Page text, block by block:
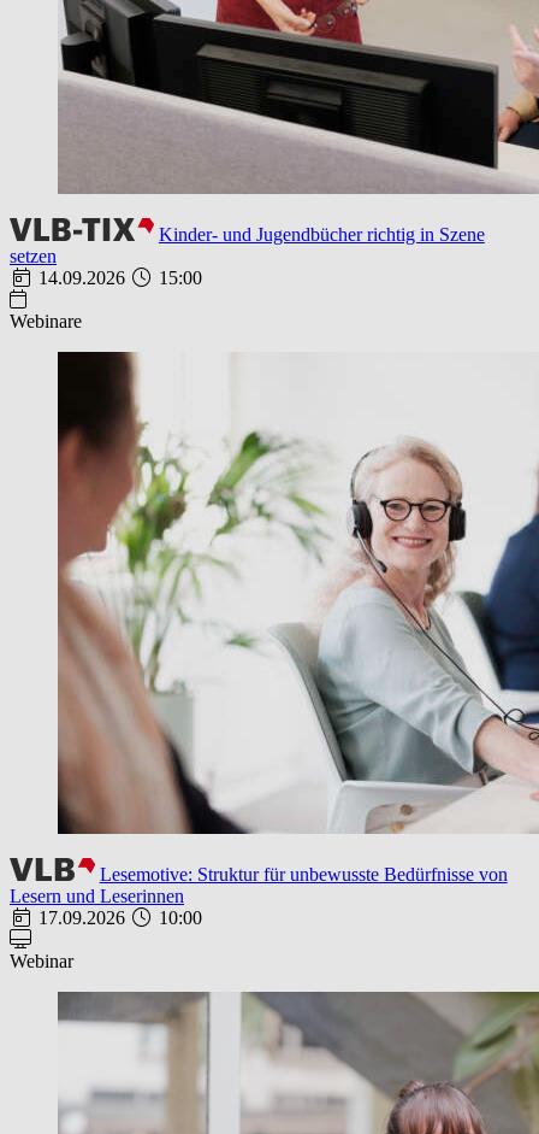
Kinder- und Jugendbücher richtig in Szene
setzen
14.09.2026
15:00
Webinare
Lesemotive: Struktur für unbewusste Bedürfnisse von
Lesern und Leserinnen
17.09.2026
10:00
Webinar